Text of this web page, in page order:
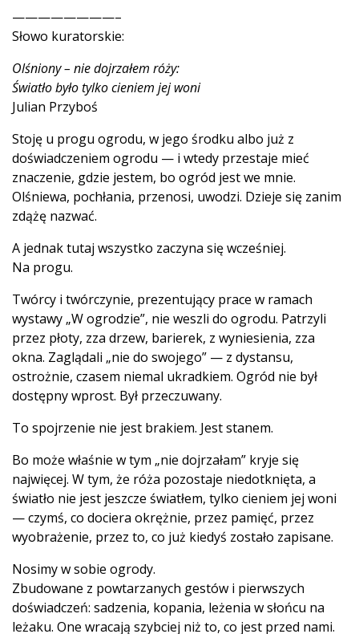
————————–
Słowo kuratorskie:
Olśniony – nie dojrzałem róży:
Światło było tylko cieniem jej woni
Julian Przyboś
Stoję u progu ogrodu, w jego środku albo już z
doświadczeniem ogrodu — i wtedy przestaje mieć
znaczenie, gdzie jestem, bo ogród jest we mnie.
Olśniewa, pochłania, przenosi, uwodzi. Dzieje się zanim
zdążę nazwać.
A jednak tutaj wszystko zaczyna się wcześniej.
Na progu.
Twórcy i twórczynie, prezentujący prace w ramach
wystawy „W ogrodzie”, nie weszli do ogrodu. Patrzyli
przez płoty, zza drzew, barierek, z wyniesienia, zza
okna. Zaglądali „nie do swojego” — z dystansu,
ostrożnie, czasem niemal ukradkiem. Ogród nie był
dostępny wprost. Był przeczuwany.
To spojrzenie nie jest brakiem. Jest stanem.
Bo może właśnie w tym „nie dojrzałam” kryje się
najwięcej. W tym, że róża pozostaje niedotknięta, a
światło nie jest jeszcze światłem, tylko cieniem jej woni
— czymś, co dociera okrężnie, przez pamięć, przez
wyobrażenie, przez to, co już kiedyś zostało zapisane.
Nosimy w sobie ogrody.
Zbudowane z powtarzanych gestów i pierwszych
doświadczeń: sadzenia, kopania, leżenia w słońcu na
leżaku. One wracają szybciej niż to, co jest przed nami.